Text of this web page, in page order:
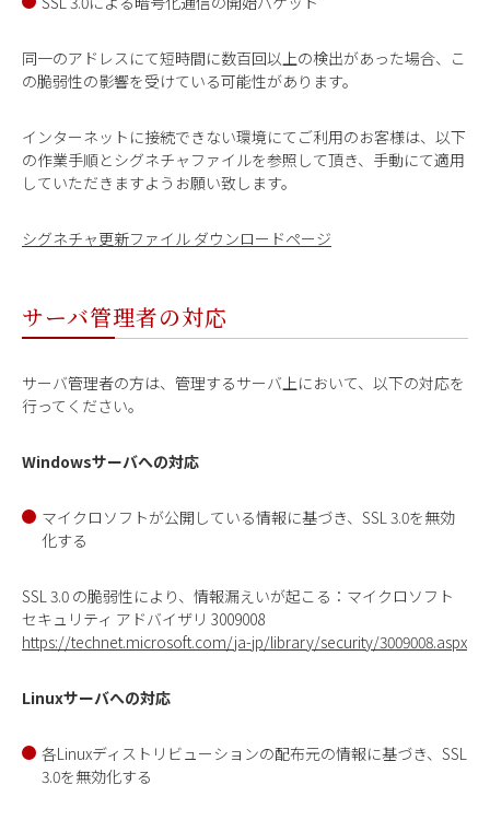
同一のアドレスにて短時間に数百回以上の検出があった場合、こ
の脆弱性の影響を受けている可能性があります。
インターネットに接続できない環境にてご利用のお客様は、以下
の作業手順とシグネチャファイルを参照して頂き、手動にて適用
していただきますようお願い致します。
シグネチャ更新ファイル ダウンロードページ
サーバ管理者の対応
サーバ管理者の方は、管理するサーバ上において、以下の対応を
行ってください。
Windowsサーバへの対応
マイクロソフトが公開している情報に基づき、SSL 3.0を無効
化する
SSL 3.0 の脆弱性により、情報漏えいが起こる：マイクロソフト
セキュリティ アドバイザリ 3009008
https://technet.microsoft.com/ja-jp/library/security/3009008.aspx
Linuxサーバへの対応
各Linuxディストリビューションの配布元の情報に基づき、SSL
3.0を無効化する